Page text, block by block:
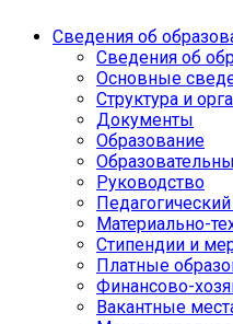
Сведения об
Сведения об
Основные
Структура и
Документы
Образование
Руководство
Педагогический
Материально-
Стипендии и
Платные
Финансово-
Вакантные